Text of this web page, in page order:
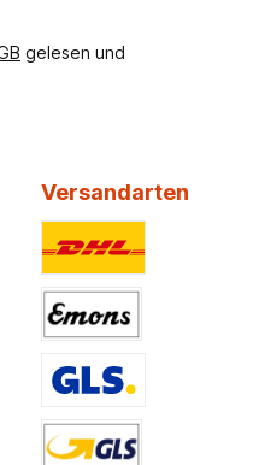
gelesen und
Versandarten
Benutzerdefiniertes Bild 1
Benutzerdefiniertes Bild 3